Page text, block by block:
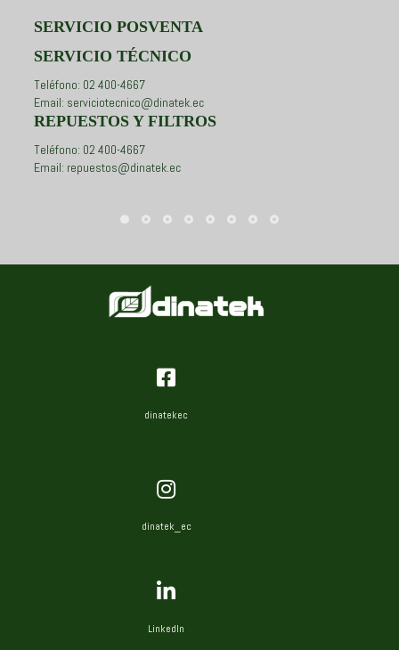
SERVICIO POSVENTA
SERVICIO TÉCNICO
Teléfono: 02 400-4667
Email: serviciotecnico@dinatek.ec
REPUESTOS Y FILTROS
Teléfono: 02 400-4667
Email: repuestos@dinatek.ec
dinatekec
dinatek_ec
LinkedIn